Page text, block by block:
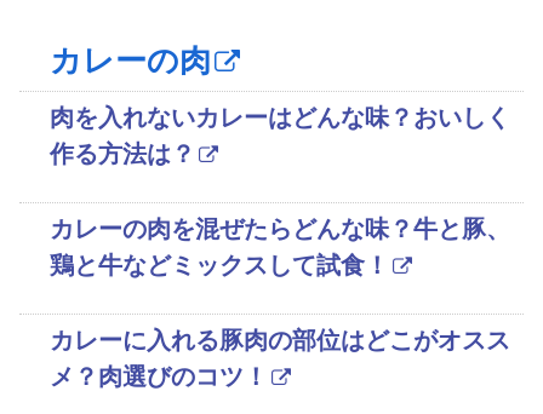
カレーの肉
肉を入れないカレーはどんな味？おいしく
作る方法は？
カレーの肉を混ぜたらどんな味？牛と豚、
鶏と牛などミックスして試食！
カレーに入れる豚肉の部位はどこがオスス
メ？肉選びのコツ！